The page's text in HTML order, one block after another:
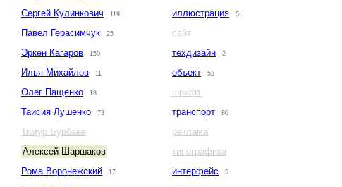
Сергей Кулинкович 119
Павел Герасимчук 25
Эркен Кагаров 150
Илья Михайлов 11
Олег Пащенко 18
Таисия Лушенко 73
Тимур Бурбаев
Алексей Шаршаков
Рома Воронежский
17
иллюстрация
5
сайт
техдизайн
2
объект 53
шрифт
транспорт
80
реклама
типографика
интерфейс
5